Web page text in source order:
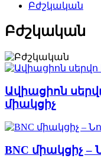
Բժշկական
Բժշկական
Ավիացիոն
միակցիչ
BNC միակցիչ